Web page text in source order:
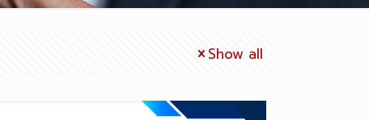
Show all